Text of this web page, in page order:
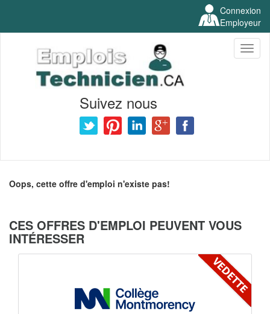
Connexion
Employeur
Suivez nous
Oops, cette offre d'emploi n'existe pas!
CES OFFRES D'EMPLOI PEUVENT VOUS
INTÉRESSER